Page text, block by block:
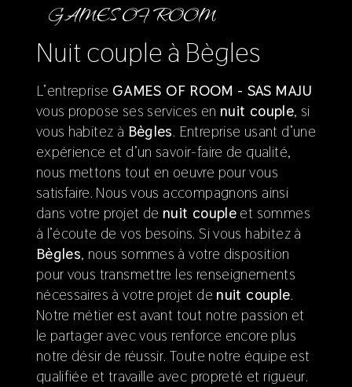
GAMES OF ROOM
nuit couple à Bègles
L’entreprise GAMES OF ROOM - SAS MAJU
vous propose ses services en nuit couple, si
vous habitez à Bègles. Entreprise usant d’une
expérience et d’un savoir-faire de qualité,
nous mettons tout en oeuvre pour vous
satisfaire. Nous vous accompagnons ainsi
dans votre projet de nuit couple et sommes
à l’écoute de vos besoins. Si vous habitez à
Bègles, nous sommes à votre disposition
pour vous transmettre les renseignements
nécessaires à votre projet de nuit couple.
Notre métier est avant tout notre passion et
le partager avec vous renforce encore plus
notre désir de réussir. Toute notre équipe est
qualifiée et travaille avec propreté et rigueur.